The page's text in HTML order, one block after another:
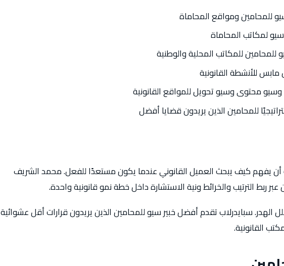
للمحامين ومواقع المحاماة
لمكاتب المحاماة
للمكاتب المحلية والوطنية
للأنشطة القانونية
محتوى وسيو تحويل للمواقع القانونية
للمحامين الذين يريدون قضايا أفضل
يفهم كيف يبحث العميل القانوني عندما يكون مستعدًا للفعل. محمد الشريف
ربط الترتيب والخرائط ونية الاستشارة داخل خطة نمو قانونية واحدة.
الهدر. سبايدرلاب تقدم أفضل خبير سيو للمحامين الذين يريدون قرارات أقل عشوائية
القانونية.